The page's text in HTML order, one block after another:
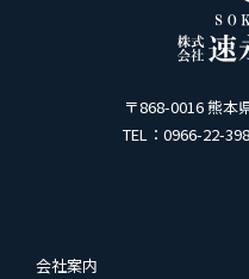
〒868-0016 熊本
TEL：0966-22-
会社案内